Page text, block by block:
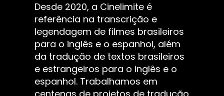
Desde 2020, a Cinelimite é
referência na transcrição e
legendagem de filmes brasileiros
para o inglês e o espanhol, além
da tradução de textos brasileiros
e estrangeiros para o inglês e o
espanhol. Trabalhamos em